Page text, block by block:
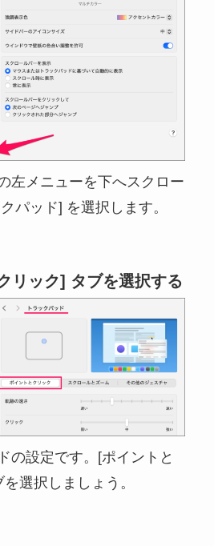
左メニューを下へスクロー
パッド] を選択します。
リック] タブを選択する
の設定です。[ポイントと
選択しましょう。